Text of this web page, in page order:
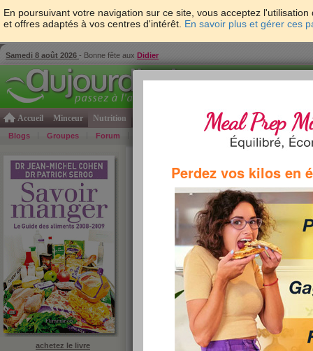
En poursuivant votre navigation sur ce site, vous acceptez
et offres adaptés à vos centres d'intérêt. En savoir plus et gérer ces
Samedi 8 août 2026 - Bonne fête aux Didier
Accueil Minceur Nutrition Psycho & tests Forme & santé
Blogs Groupes Forum Bons Plans
achetez le livre
la surgélation
surgélationest une invention française
. Processus physico-chimique, elle
température d’un produitjusqu’à moins 40
le conserver le plus longtemps possible. En
ne dépasse guère les 24 à 30 mois.
Contrairement à ce que certains pensent, il
congélation et surgélation. La
congélation
d’un produit, nécessitant une température
principe de surgélation (qui est une
permet, lui, d’obtenir une meilleure
Perdez vos kilos en